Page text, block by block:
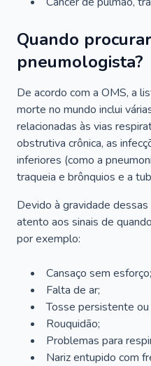
Quando
pneumologista?
De acordo com a OMS, a
morte no mundo inclui
relacionadas às vias
obstrutiva crônica, as
inferiores (como a
traqueia e brônquios e a
Devido à gravidade
atento aos sinais de
por exemplo:
Cansaço sem esforço;
Falta de ar;
Tosse persistente ou
Rouquidão;
Problemas para
Nariz entupido com